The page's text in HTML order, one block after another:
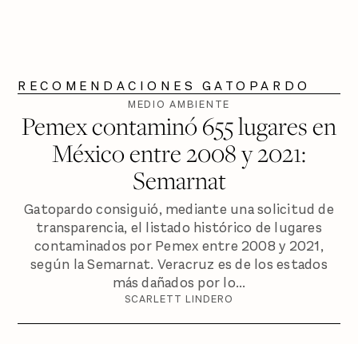
RECOMENDACIONES GATOPARDO
MEDIO AMBIENTE
Pemex contaminó 655 lugares en
México entre 2008 y 2021:
Semarnat
Gatopardo consiguió, mediante una solicitud de
transparencia, el listado histórico de lugares
contaminados por Pemex entre 2008 y 2021,
según la Semarnat. Veracruz es de los estados
más dañados por lo...
SCARLETT LINDERO